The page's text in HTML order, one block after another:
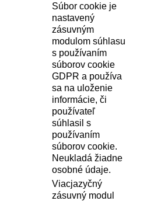
Súbor cookie je
nastavený
zásuvným
modulom súhlasu
s používaním
súborov cookie
GDPR a používa
sa na uloženie
informácie, či
používateľ
súhlasil s
používaním
súborov cookie.
Neukladá žiadne
osobné údaje.
Viacjazyčný
zásuvný modul